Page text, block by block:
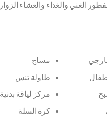
الغني والغداء والعشاء الزوار
مساج
طاولة تنس
مركز لياقة بدنية
كرة السلة